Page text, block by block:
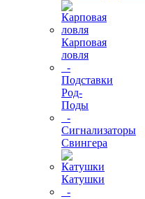
Карповая
ловля
-
Подставки
Род-
Поды
-
Сигнализаторы
Свингера
Катушки
-